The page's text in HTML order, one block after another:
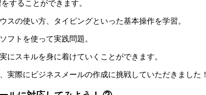
することができます。
スの使い方、タイピングといった基本操作を学習。
フトを使って実践問題。
にスキルを身に着けていくことができます。
実際にビジネスメールの作成に挑戦していただきました！